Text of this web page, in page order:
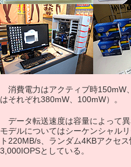
消費電力はアクティブ時150mW
はそれぞれ380mW、100mW）。
データ転送速度は容量によって
モデルについてはシーケンシャル
ト220MB/s、ランダム4KBアクセ
3,000IOPSとしている。